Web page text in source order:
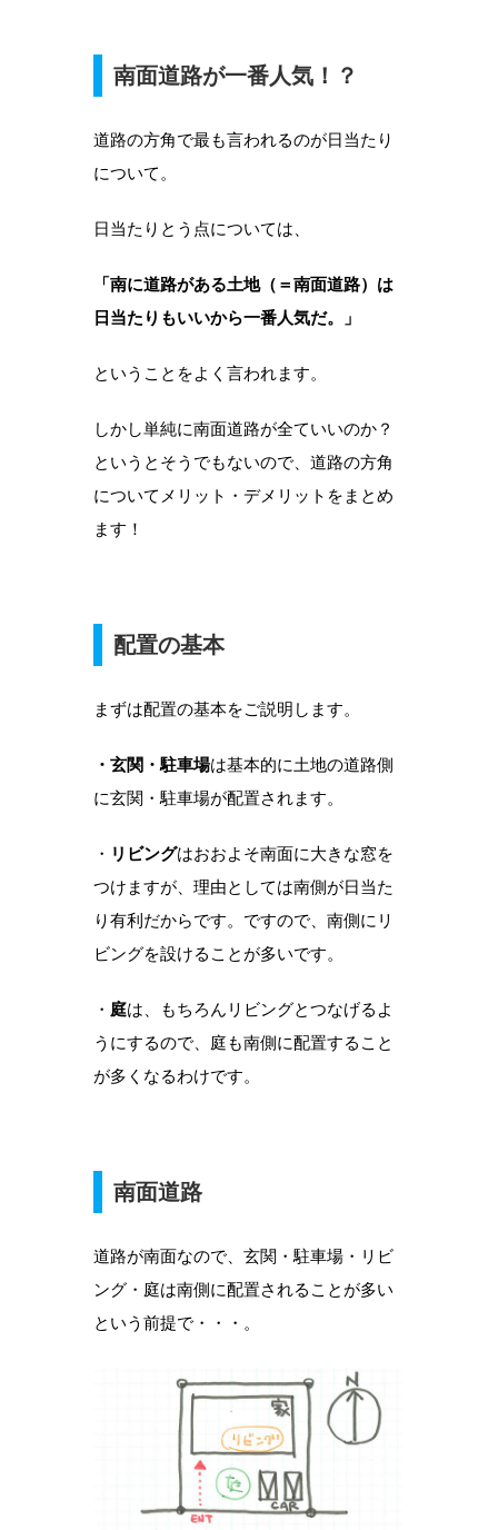
南面道路が一番人気！？
道路の方角で最も言われるのが日当たり
について。
日当たりとう点については、
「南に道路がある土地（＝南面道路）は
日当たりもいいから一番人気だ。」
ということをよく言われます。
しかし単純に南面道路が全ていいのか？
というとそうでもないので、道路の方角
についてメリット・デメリットをまとめ
ます！
配置の基本
まずは配置の基本をご説明します。
・玄関・駐車場は基本的に土地の道路側
に玄関・駐車場が配置されます。
・ リビングはおおよそ南面に大きな窓を
つけますが、理由としては南側が日当た
り有利だからです。ですので、南側にリ
ビングを設けることが多いです。
・ 庭は、もちろんリビングとつなげるよ
うにするので、庭も南側に配置すること
が多くなるわけです。
南面道路
道路が南面なので、玄関・駐車場・リビ
ング・庭は南側に配置されることが多い
という前提で・・・。